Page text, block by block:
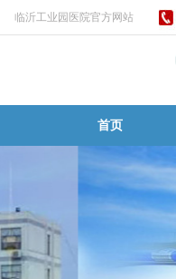
临沂工业园医院官方网站
首页